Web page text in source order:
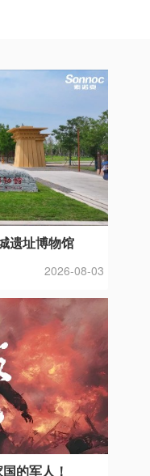
遗址博物馆
2026-08-03
的军人！